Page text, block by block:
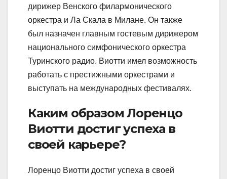
дирижер Венского филармонического
оркестра и Ла Скала в Милане. Он также
был назначен главным гостевым дирижером
национального симфонического оркестра
Туринского радио. Виотти имел возможность
работать с престижными оркестрами и
выступать на международных фестивалях.
Каким образом Лоренцо
Виотти достиг успеха в
своей карьере?
Лоренцо Виотти достиг успеха в своей